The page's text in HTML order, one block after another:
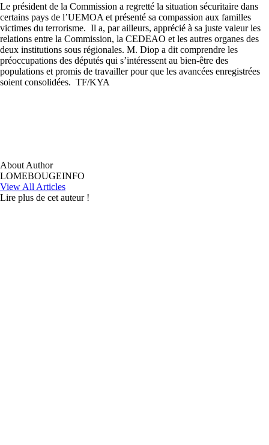
Le président de la Commission a regretté la situation sécuritaire dans
certains pays de l’UEMOA et présenté sa compassion aux familles
victimes du terrorisme. Il a, par ailleurs, apprécié à sa juste valeur les
relations entre la Commission, la CEDEAO et les autres organes des
deux institutions sous régionales. M. Diop a dit comprendre les
préoccupations des députés qui s’intéressent au bien-être des
populations et promis de travailler pour que les avancées enregistrées
soient consolidées. TF/KYA
About Author
LOMEBOUGEINFO
View All Articles
Lire plus de cet auteur !